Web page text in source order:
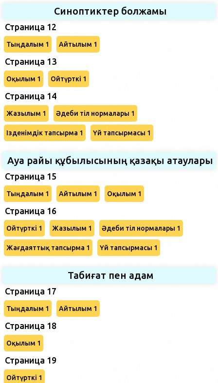
Синоптиктер болжамы
Страница 12
Тыңдалым 1 Айтылым 1
Страница 13
Оқылым 1 Ойтүрткі 1
Страница 14
Жазылым 1 Әдеби тіл нормалары 1
Ізденімдік тапсырма 1 Үй тапсырмасы 1
Ауа райы құбылысының қазақы атаулары
Страница 15
Тыңдалым 1 Айтылым 1 Оқылым 1
Страница 16
Ойтүрткі 1 Жазылым 1 Әдеби тіл нормалары 1
Жағдаяттық тапсырма 1 Үй тапсырмасы 1
Табиғат пен адам
Страница 17
Тыңдалым 1 Айтылым 1
Страница 18
Оқылым 1
Страница 19
Ойтүрткі 1